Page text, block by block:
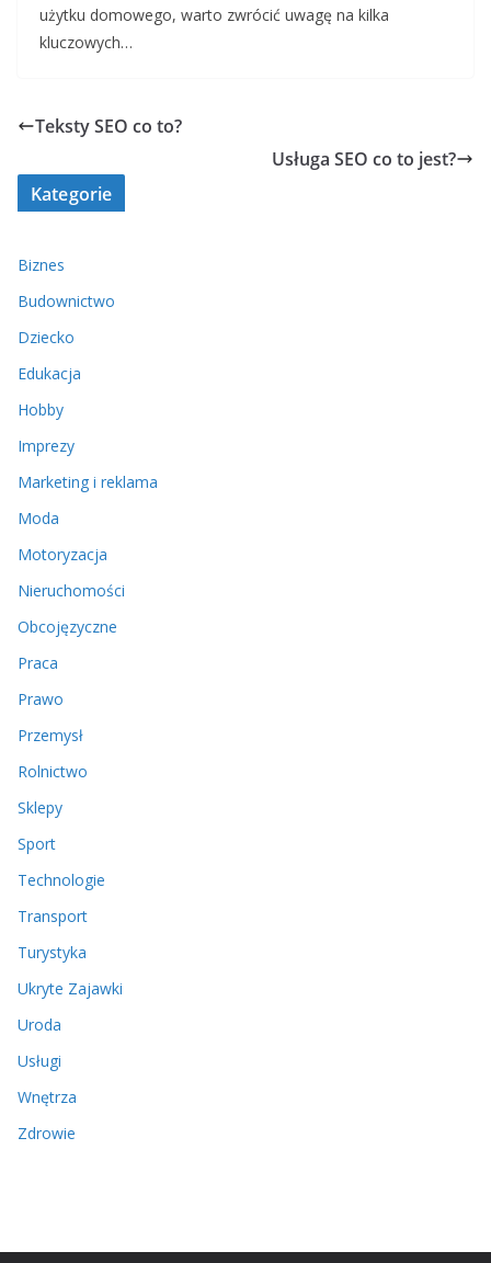
użytku domowego, warto zwrócić uwagę na kilka
kluczowych…
Teksty SEO co to?
Usługa SEO co to jest?
Kategorie
Biznes
Budownictwo
Dziecko
Edukacja
Hobby
Imprezy
Marketing i reklama
Moda
Motoryzacja
Nieruchomości
Obcojęzyczne
Praca
Prawo
Przemysł
Rolnictwo
Sklepy
Sport
Technologie
Transport
Turystyka
Ukryte Zajawki
Uroda
Usługi
Wnętrza
Zdrowie